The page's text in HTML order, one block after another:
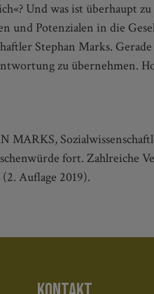
Und was ist überhaupt
und Potenzialen in die
Stephan Marks.
zu übernehmen.
auch für etwas ganz
- offen und bereit zu
befreien und die Welt
MARKS,
fort. Zahlreiche
Auflage 2019).